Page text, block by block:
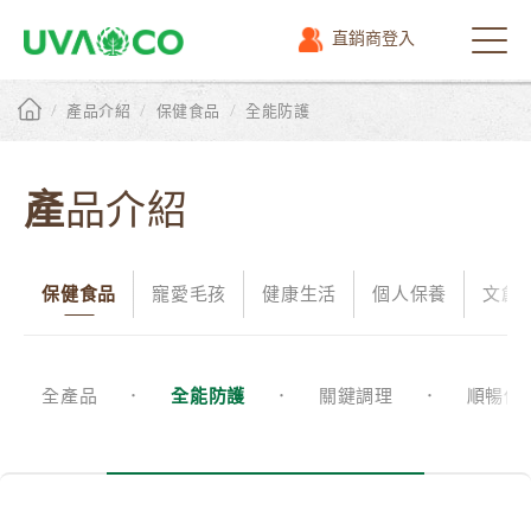
直銷商登入
選
單
/ 產品介紹 / 保健食品 / 全能防護
產品介紹
保健食品 寵愛毛孩 健康生活 個人保養 文創
全產品 全能防護 關鍵調理 順暢保